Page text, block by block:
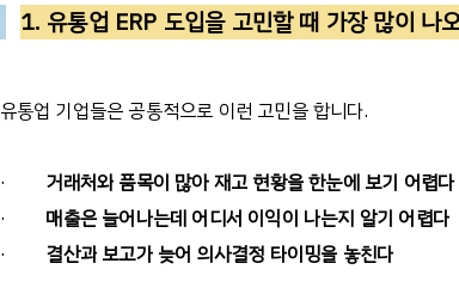
1. 유통업ERP 도입을 고민할 때 가장 많이 나
유통업 기업들은 공통적으로 이런 고민을합니다.
· 거래처와 품목이 많아재고 현황을한눈에 보기 어렵다
·
매출은 늘어나는데 어디서 이익이 나는지 알기 어렵다
·
결산과 보고가 늦어 의사결정 타이밍을 놓친다